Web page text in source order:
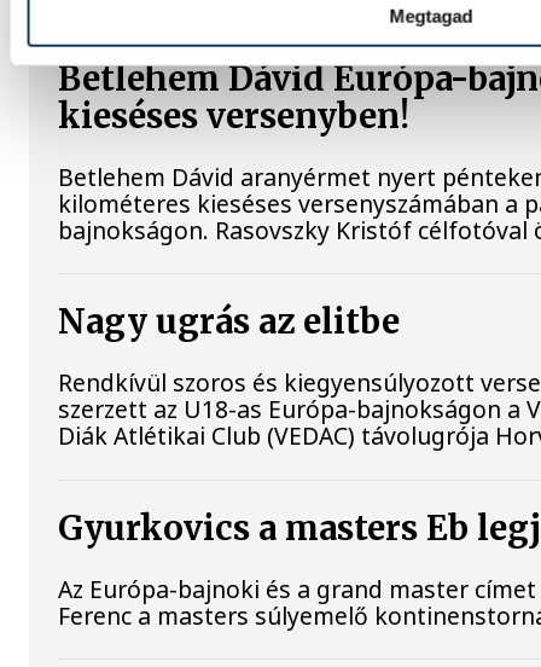
Megtagad
Betlehem Dávid Európa-
kieséses versenyben!
Betlehem Dávid aranyérmet nyert
kilométeres kieséses versenyszámában a
bajnokságon. Rasovszky Kristóf
Nagy ugrás az elitbe
Rendkívül szoros és kiegyensúlyozott
szerzett az U18-as Európa-bajnokságon a
Diák Atlétikai Club (VEDAC) távolugrója
Gyurkovics a masters Eb
Az Európa-bajnoki és a grand master
Ferenc a masters súlyemelő